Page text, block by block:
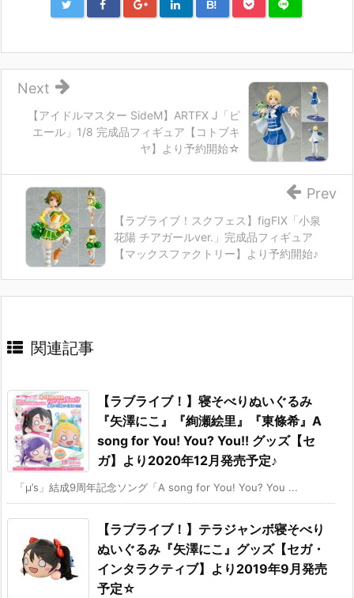
B!
【アイドルマスター SideM】ARTFX J「ピ
エール」1/8 完成品フィギュア【コトブキ
ヤ】より予約開始☆
Next
【ラブライブ！スクフェス】figFIX「小泉
花陽 チアガールver.」完成品フィギュア
【マックスファクトリー】より予約開始♪
Prev
関連記事
【ラブライブ！】寝そべりぬいぐるみ
『矢澤にこ』『絢瀬絵里』『東條希』A
song for You! You? You!! グッズ【セ
ガ】より2020年12月発売予定♪
「μ’s」結成9周年記念ソング「A song for You! You? You ...
【ラブライブ！】テラジャンボ寝そべり
ぬいぐるみ『矢澤にこ』グッズ【セガ・
インタラクティブ】より2019年9月発売
予定☆